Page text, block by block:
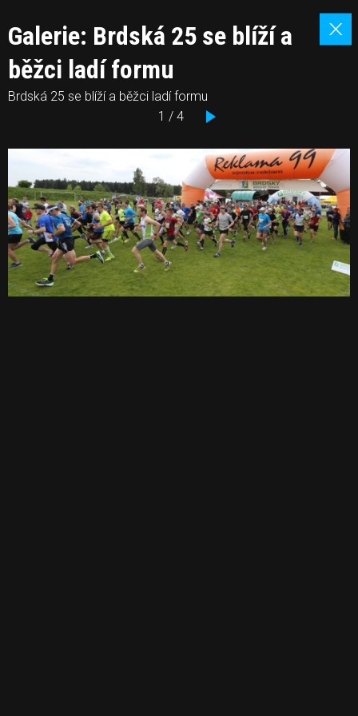
Galerie: Brdská 25 se blíží a
běžci ladí formu
Brdská 25 se blíží a běžci ladí formu
1 / 4